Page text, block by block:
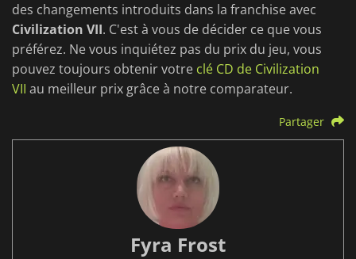
des changements introduits dans la franchise avec
Civilization VII. C'est à vous de décider ce que vous
préférez. Ne vous inquiétez pas du prix du jeu, vous
pouvez toujours obtenir votre clé CD de Civilization
VII au meilleur prix grâce à notre comparateur.
Partager
Fyra Frost